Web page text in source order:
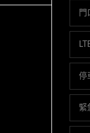
門
停
緊